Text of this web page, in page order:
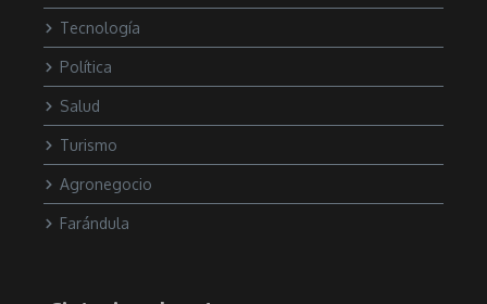
Tecnología
Política
Salud
Turismo
Agronegocio
Farándula